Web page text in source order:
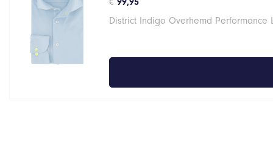
District Indigo Overhemd Performance